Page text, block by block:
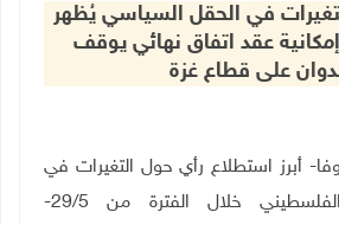
في الحقل السياسي يُظهر
عقد اتفاق نهائي يوقف
على قطاع غزة
الله 3-6-2025 وفا- أبرز استطلاع رأي حول التغيرات في
الحقل السياسي الفلسطيني خلال الفترة من 29/5-